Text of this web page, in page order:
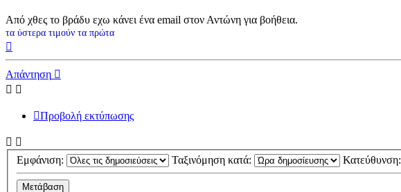
Από χθες το βράδυ εχω κάνει ένα email στον Αντώνη για βοήθεια.
τα ύστερα τιμούν τα πρώτα
Απάντηση
Προβολή εκτύπωσης
Εμφάνιση: Ταξινόμηση κατά: Κατεύθυνση: